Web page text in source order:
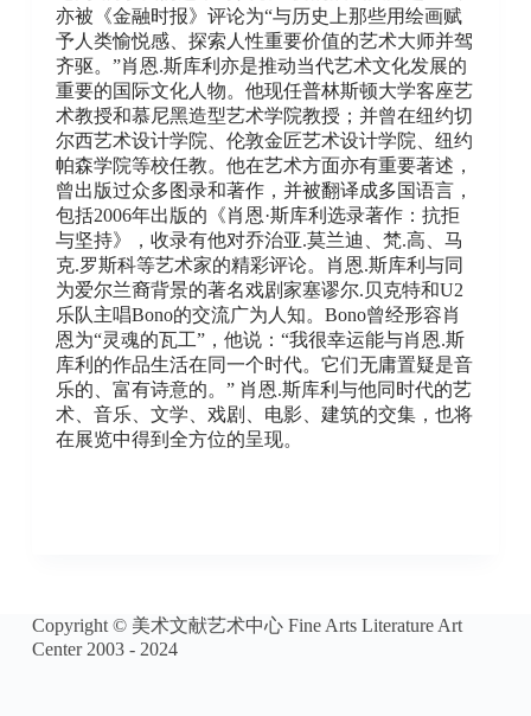
亦被《金融时报》评论为“与历史上那些用绘画赋
予人类愉悦感、探索人性重要价值的艺术大师并驾
齐驱。”肖恩.斯库利亦是推动当代艺术文化发展的
重要的国际文化人物。他现任普林斯顿大学客座艺
术教授和慕尼黑造型艺术学院教授；并曾在纽约切
尔西艺术设计学院、伦敦金匠艺术设计学院、纽约
帕森学院等校任教。他在艺术方面亦有重要著述，
曾出版过众多图录和著作，并被翻译成多国语言，
包括2006年出版的《肖恩·斯库利选录著作：抗拒
与坚持》，收录有他对乔治亚.莫兰迪、梵.高、马
克.罗斯科等艺术家的精彩评论。肖恩.斯库利与同
为爱尔兰裔背景的著名戏剧家塞谬尔.贝克特和U2
乐队主唱Bono的交流广为人知。Bono曾经形容肖
恩为“灵魂的瓦工”，他说：“我很幸运能与肖恩.斯
库利的作品生活在同一个时代。它们无庸置疑是音
乐的、富有诗意的。” 肖恩.斯库利与他同时代的艺
术、音乐、文学、戏剧、电影、建筑的交集，也将
在展览中得到全方位的呈现。
Copyright © 美术文献艺术中心 Fine Arts Literature Art
Center 2003 - 2024